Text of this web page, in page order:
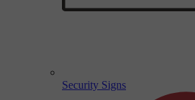
Security Signs